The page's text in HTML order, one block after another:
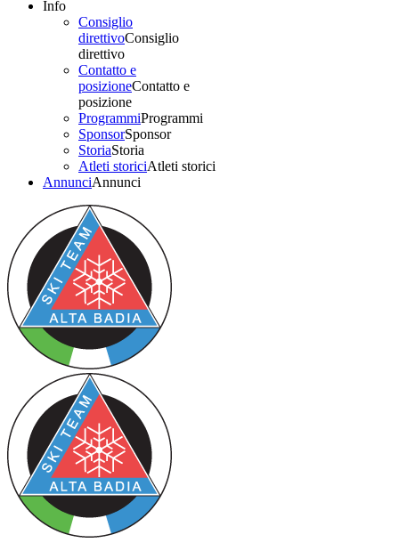
Info
Consiglio
direttivoConsiglio
direttivo
Contatto e
posizioneContatto e
posizione
ProgrammiProgrammi
SponsorSponsor
StoriaStoria
Atleti storiciAtleti storici
AnnunciAnnunci